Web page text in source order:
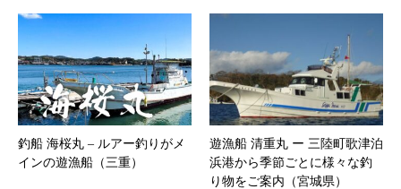
釣船 海桜丸 – ルアー釣りがメ
インの遊漁船（三重）
遊漁船 清重丸 ー 三陸町歌津泊
浜港から季節ごとに様々な釣
り物をご案内（宮城県）